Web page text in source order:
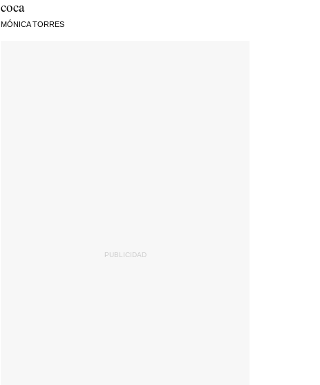
coca
MÓNICA TORRES